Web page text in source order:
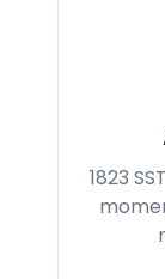
1823